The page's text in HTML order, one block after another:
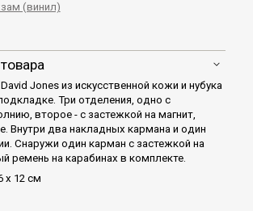
(винил)
Jones из искусственной кожи и нубука
Три отделения, одно с
второе - с застежкой на магнит,
Внутри два накладных кармана и один
Снаружи один карман с застежкой на
ремень на карабинах в комплекте.
х 12 см